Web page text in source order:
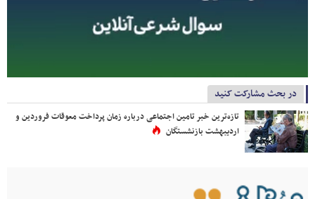
در بحث مشارکت کنید
تازه‌ترین خبر تامین اجتماعی درباره زمان پرداخت معوقات فروردین و
اردیبهشت بازنشستگان